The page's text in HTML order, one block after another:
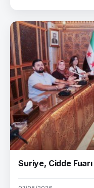
Suriye, Cidde Fuarı